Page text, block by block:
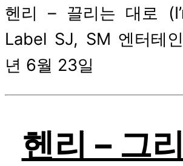
헨리 – 끌리는 대로
Label SJ, SM 엔터테
년 6월 23일
헨리 – 그